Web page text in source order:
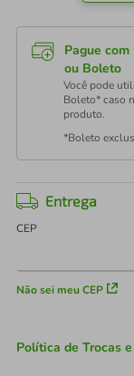
Pague
ou Boleto
Você pode
Boleto* caso
produto.
*Boleto
Entrega
CEP
Não sei meu CEP
Política de Trocas